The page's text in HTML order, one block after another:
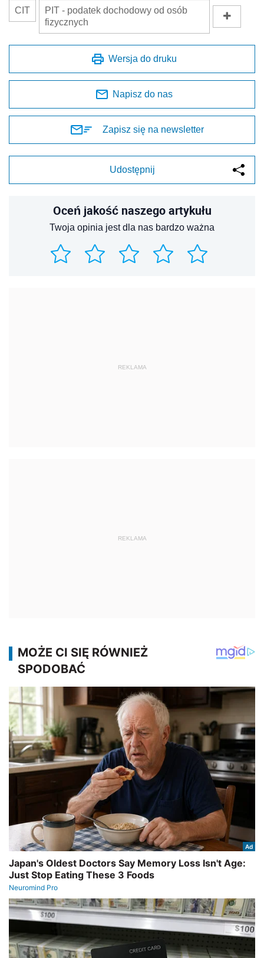
CIT
PIT - podatek dochodowy od osób
fizycznych
Wersja do druku
Napisz do nas
Zapisz się na newsletter
Udostępnij
Oceń jakość naszego artykułu
Twoja opinia jest dla nas bardzo ważna
REKLAMA
REKLAMA